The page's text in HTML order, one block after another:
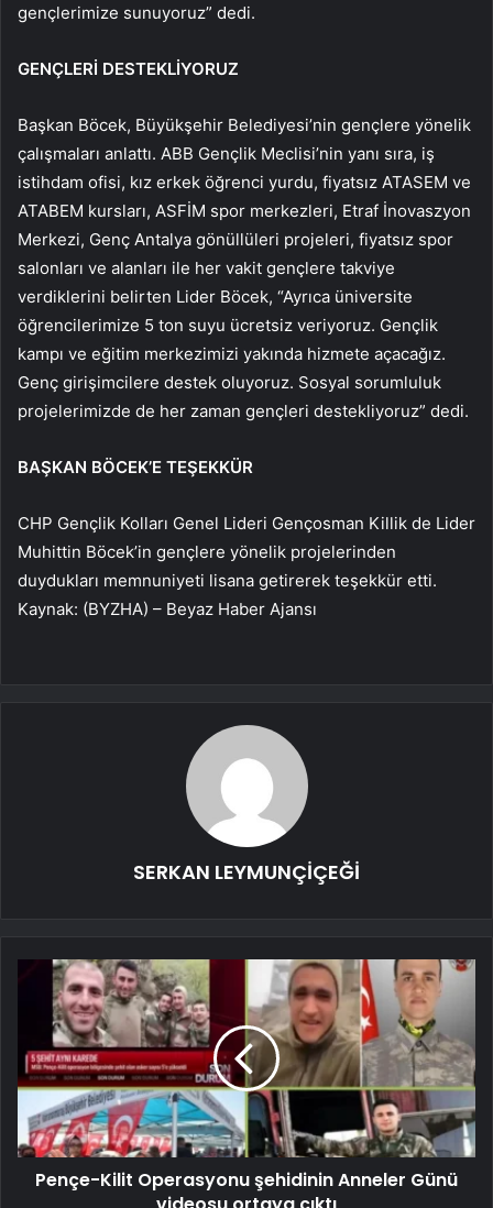
gençlerimize sunuyoruz” dedi.
GENÇLERİ DESTEKLİYORUZ
Başkan Böcek, Büyükşehir Belediyesi’nin gençlere yönelik
çalışmaları anlattı. ABB Gençlik Meclisi’nin yanı sıra, iş
istihdam ofisi, kız erkek öğrenci yurdu, fiyatsız ATASEM ve
ATABEM kursları, ASFİM spor merkezleri, Etraf İnovaszyon
Merkezi, Genç Antalya gönüllüleri projeleri, fiyatsız spor
salonları ve alanları ile her vakit gençlere takviye
verdiklerini belirten Lider Böcek, “Ayrıca üniversite
öğrencilerimize 5 ton suyu ücretsiz veriyoruz. Gençlik
kampı ve eğitim merkezimizi yakında hizmete açacağız.
Genç girişimcilere destek oluyoruz. Sosyal sorumluluk
projelerimizde de her zaman gençleri destekliyoruz” dedi.
BAŞKAN BÖCEK’E TEŞEKKÜR
CHP Gençlik Kolları Genel Lideri Gençosman Killik de Lider
Muhittin Böcek’in gençlere yönelik projelerinden
duydukları memnuniyeti lisana getirerek teşekkür etti.
Kaynak: (BYZHA) – Beyaz Haber Ajansı
SERKAN LEYMUNÇİÇEĞİ
Pençe-Kilit Operasyonu şehidinin Anneler Günü